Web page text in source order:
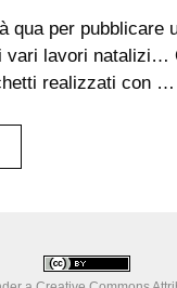
qua per pubblicare
vari lavori natalizi…
realizzati con …